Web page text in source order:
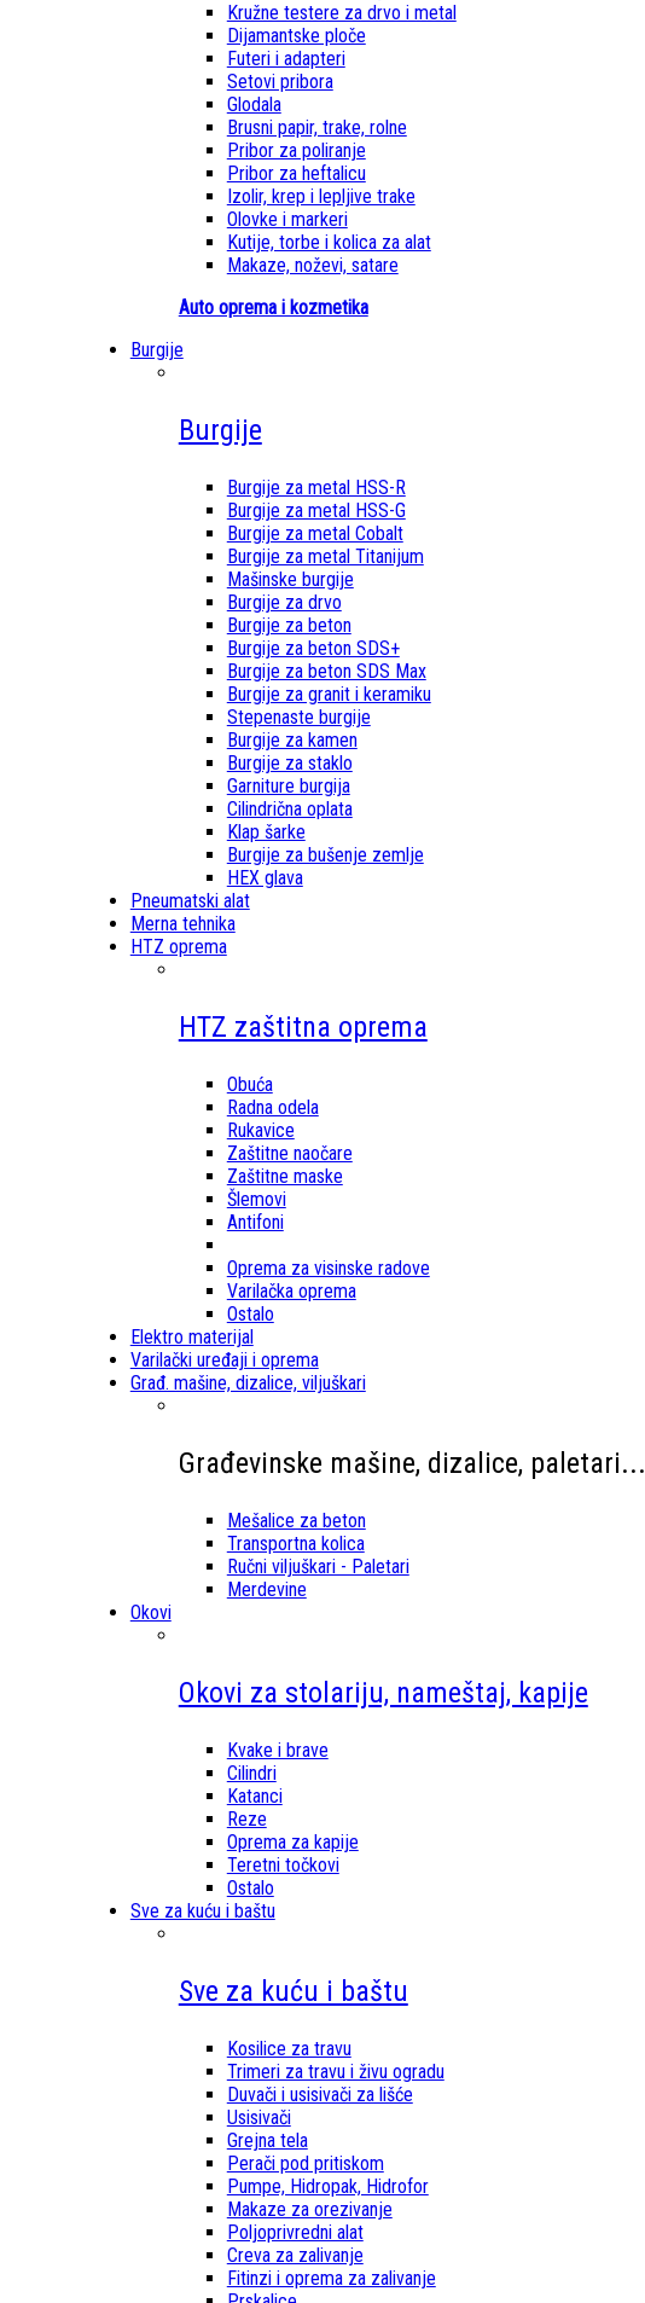
Kružne testere za drvo i metal
Dijamantske ploče
Futeri i adapteri
Setovi pribora
Glodala
Brusni papir, trake, rolne
Pribor za poliranje
Pribor za heftalicu
Izolir, krep i lepljive trake
Olovke i markeri
Kutije, torbe i kolica za alat
Makaze, noževi, satare
Auto oprema i kozmetika
Burgije
Burgije
Burgije za metal HSS-R
Burgije za metal HSS-G
Burgije za metal Cobalt
Burgije za metal Titanijum
Mašinske burgije
Burgije za drvo
Burgije za beton
Burgije za beton SDS+
Burgije za beton SDS Max
Burgije za granit i keramiku
Stepenaste burgije
Burgije za kamen
Burgije za staklo
Garniture burgija
Cilindrična oplata
Klap šarke
Burgije za bušenje zemlje
HEX glava
Pneumatski alat
Merna tehnika
HTZ oprema
HTZ zaštitna oprema
Obuća
Radna odela
Rukavice
Zaštitne naočare
Zaštitne maske
Šlemovi
Antifoni
Oprema za visinske radove
Varilačka oprema
Ostalo
Elektro materijal
Varilački uređaji i oprema
Građ. mašine, dizalice, viljuškari
Građevinske mašine, dizalice, paletari...
Mešalice za beton
Transportna kolica
Ručni viljuškari - Paletari
Merdevine
Okovi
Okovi za stolariju, nameštaj, kapije
Kvake i brave
Cilindri
Katanci
Reze
Oprema za kapije
Teretni točkovi
Ostalo
Sve za kuću i baštu
Sve za kuću i baštu
Kosilice za travu
Trimeri za travu i živu ogradu
Duvači i usisivači za lišće
Usisivači
Grejna tela
Perači pod pritiskom
Pumpe, Hidropak, Hidrofor
Makaze za orezivanje
Poljoprivredni alat
Creva za zalivanje
Fitinzi i oprema za zalivanje